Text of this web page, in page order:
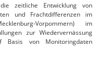
zeitliche Entwicklung von
und Frachtdifferenzen im
Vorpommern) im
zur Wiedervernässung
Basis von Monitoringdaten